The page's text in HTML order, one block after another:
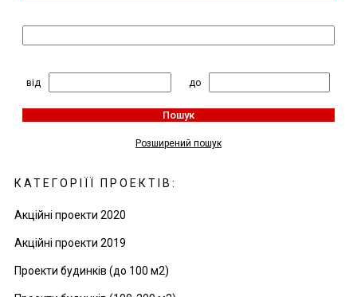
від
до
Пошук
Розширений пошук
КАТЕГОРІЇЇ ПРОЕКТІВ:
Акційні проекти 2020
Акційні проекти 2019
Проекти будинків (до 100 м2)